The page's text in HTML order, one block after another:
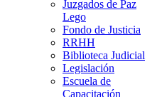
Juzgados de Paz
Lego
Fondo de Justicia
RRHH
Biblioteca Judicial
Legislación
Escuela de
Capacitación